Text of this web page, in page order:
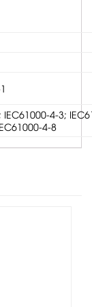
4-3;
4-8